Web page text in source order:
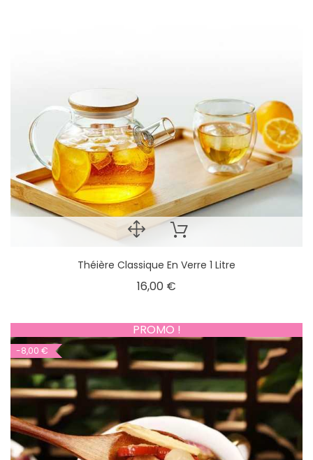
Théière Classique En Verre 1 Litre
16,00 €
PROMO !
-8,00 €